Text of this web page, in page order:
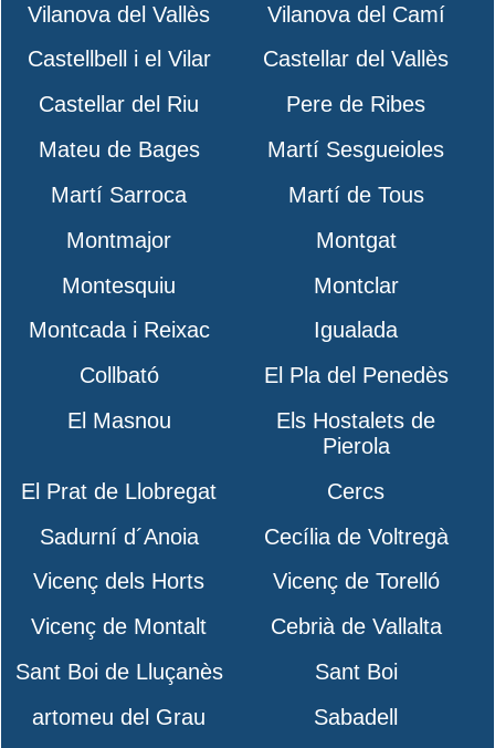
Vilanova del Vallès
Vilanova del Camí
Castellbell i el Vilar
Castellar del Vallès
Castellar del Riu
Pere de Ribes
Mateu de Bages
Martí Sesgueioles
Martí Sarroca
Martí de Tous
Montmajor
Montgat
Montesquiu
Montclar
Montcada i Reixac
Igualada
Collbató
El Pla del Penedès
El Masnou
Els Hostalets de
Pierola
El Prat de Llobregat
Cercs
Sadurní d´Anoia
Cecília de Voltregà
Vicenç dels Horts
Vicenç de Torelló
Vicenç de Montalt
Cebrià de Vallalta
Sant Boi de Lluçanès
Sant Boi
artomeu del Grau
Sabadell